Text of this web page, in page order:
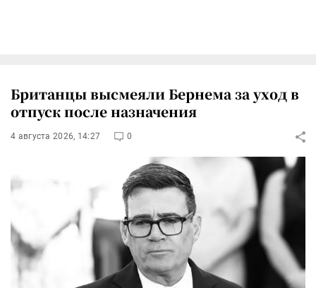
Британцы высмеяли Бернема за уход в
отпуск после назначения
4 августа 2026, 14:27 0